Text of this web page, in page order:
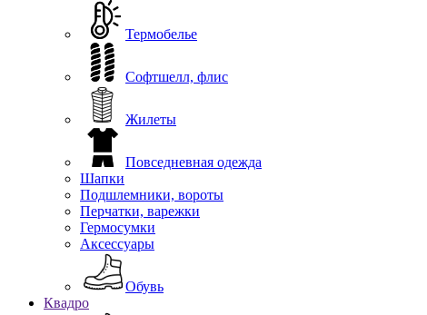
Термобелье
Софтшелл, флис
Жилеты
Повседневная одежда
Шапки
Подшлемники, вороты
Перчатки, варежки
Гермосумки
Аксессуары
Обувь
Квадро